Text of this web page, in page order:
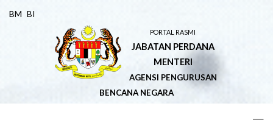
BM BI
PORTAL RASMI
JABATAN PERDANA
MENTERI
AGENSI PENGURUSAN
BENCANA NEGARA